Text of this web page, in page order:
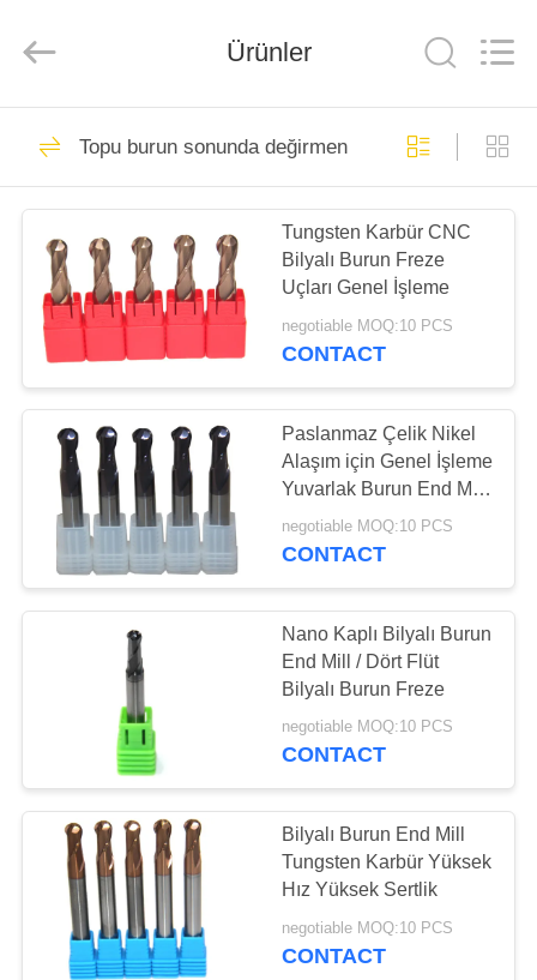
ÜRÜN:%
HAKKIMIZDA
FABRIKA
TURU
KALITE
KONTROL
BIZE
TEKLIF
ISTEĞI
SITE
HARITASI
Tools
Manufacturing
sert metal uç
değirmen kesici
Alüminyum Parmak
Frezeler
27
Topu burun sonunda
değirmen
35
Köşe yarıçapı
Ürünler
Topu burun sonunda değirmen
Tungsten Karbür CNC
Bilyalı Burun Freze
Uçları Genel İşleme
negotiable MOQ:10 PCS
CONTACT
Paslanmaz Çelik Nikel
Alaşım için Genel İşleme
Yuvarlak Burun End Mill
Kesici
negotiable MOQ:10 PCS
CONTACT
Nano Kaplı Bilyalı Burun
End Mill / Dört Flüt
Bilyalı Burun Freze
negotiable MOQ:10 PCS
CONTACT
Bilyalı Burun End Mill
Tungsten Karbür Yüksek
Hız Yüksek Sertlik
negotiable MOQ:10 PCS
CONTACT